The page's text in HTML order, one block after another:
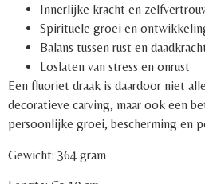
Innerlijke kracht en
Spirituele groei en
Balans tussen rust en
Loslaten van stress en onrust
Een fluoriet draak is daardoor niet
decoratieve carving, maar ook een
persoonlijke groei, bescherming en
Gewicht: 364 gram